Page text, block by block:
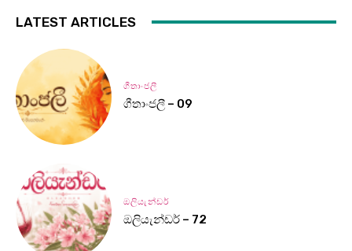
LATEST ARTICLES
ගීතාංජලී
ගීතාංජලී – 09
ඔලියැන්ඩර්
ඔලියැන්ඩර් – 72